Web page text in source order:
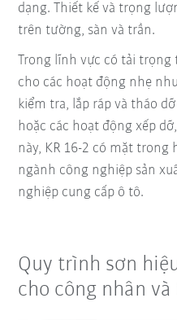
dạng. Thiết kế và trọng
trên tường, sàn và trần.
Trong lĩnh vực có tải
cho các hoạt động nhẹ
kiểm tra, lắp ráp và tháo
hoặc các hoạt động xếp
này, KR 16-2 có mặt trong
ngành công nghiệp sản
nghiệp cung cấp ô tô.
Quy trình sơn
cho công nhân